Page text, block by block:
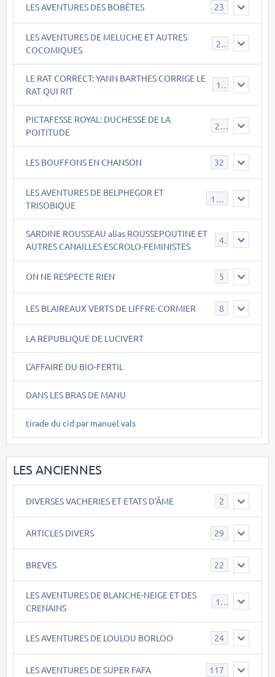
LES AVENTURES DES BOBÊTES 23
LES AVENTURES DE MELUCHE ET AUTRES
COCOMIQUES
22
LE RAT CORRECT: YANN BARTHES CORRIGE LE
RAT QUI RIT
15
PICTAFESSE ROYAL: DUCHESSE DE LA
POITITUDE
23
LES BOUFFONS EN CHANSON 32
LES AVENTURES DE BELPHEGOR ET
TRISOBIQUE
147
SARDINE ROUSSEAU alias ROUSSEPOUTINE ET
AUTRES CANAILLES ESCROLO-FEMINISTES
40
ON NE RESPECTE RIEN 5
LES BLAIREAUX VERTS DE LIFFRE-CORMIER 8
LA REPUBLIQUE DE LUCIVERT
L'AFFAIRE DU BIO-FERTIL
DANS LES BRAS DE MANU
tirade du cid par manuel vals
LES ANCIENNES
DIVERSES VACHERIES ET ETATS D'ÂME 2
ARTICLES DIVERS 29
BREVES 22
LES AVENTURES DE BLANCHE-NEIGE ET DES
CRENAINS
17
LES AVENTURES DE LOULOU BORLOO 24
LES AVENTURES DE SUPER FAFA 117